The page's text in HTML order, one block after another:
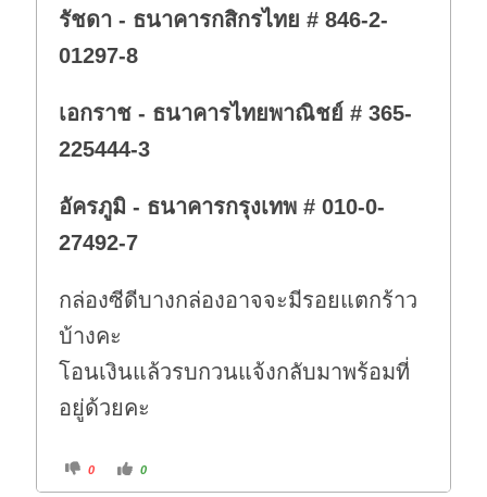
รัชดา - ธนาคารกสิกรไทย # 846-2-
01297-8
เอกราช - ธนาคารไทยพาณิชย์ # 365-
225444-3
อัครภูมิ - ธนาคารกรุงเทพ # 010-0-
27492-7
กล่องซีดีบางกล่องอาจจะมีรอยแตกร้าว
บ้างคะ
โอนเงินแล้วรบกวนแจ้งกลับมาพร้อมที่
อยู่ด้วยคะ
C
i
0
C
i
0